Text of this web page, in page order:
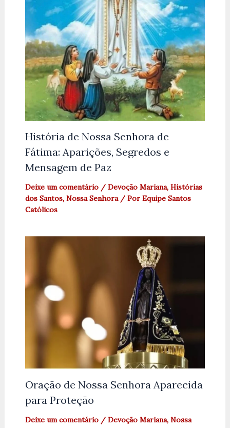
História de Nossa Senhora de
Fátima: Aparições, Segredos e
Mensagem de Paz
Deixe um comentário / Devoção Mariana, Histórias
dos Santos, Nossa Senhora/ Por Equipe Santos
Católicos
Oração de Nossa Senhora Aparecida
para Proteção
Deixe um comentário / Devoção Mariana, Nossa